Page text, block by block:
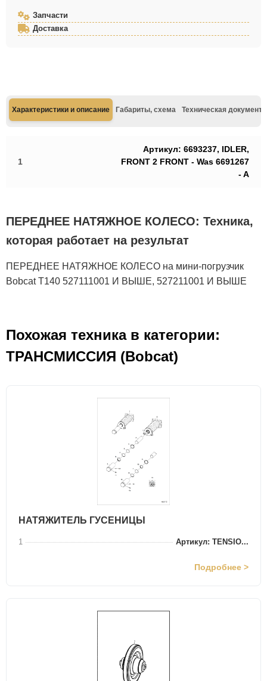
Запчасти
Доставка
Характеристики и описание Габариты, схема Техническая
1
Артикул: 6693237, IDLER,
FRONT 2 FRONT - Was 6691267
- A
ПЕРЕДНЕЕ НАТЯЖНОЕ КОЛЕСО: Техника,
которая работает на результат
ПЕРЕДНЕЕ НАТЯЖНОЕ КОЛЕСО на мини-погрузчик
Bobcat T140 527111001 И ВЫШЕ, 527211001 И ВЫШЕ
Похожая техника в категории:
ТРАНСМИССИЯ (Bobcat)
НАТЯЖИТЕЛЬ ГУСЕНИЦЫ
1 Артикул: TENSIO...
Подробнее >